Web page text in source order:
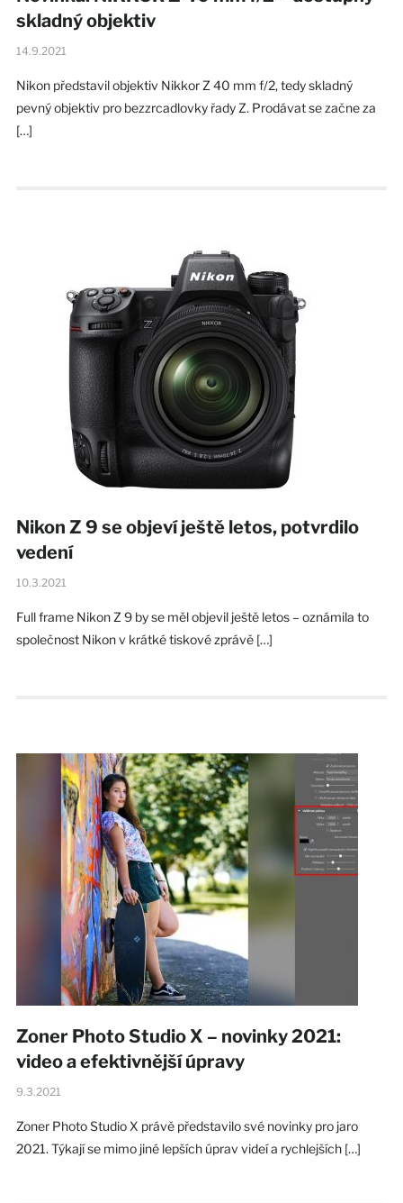
skladný objektiv
14.9.2021
Nikon představil objektiv Nikkor Z 40 mm f/2, tedy skladný
pevný objektiv pro bezzrcadlovky řady Z. Prodávat se začne za
[…]
Nikon Z 9 se objeví ještě letos, potvrdilo
vedení
10.3.2021
Full frame Nikon Z 9 by se měl objevil ještě letos – oznámila to
společnost Nikon v krátké tiskové zprávě […]
Zoner Photo Studio X – novinky 2021:
video a efektivnější úpravy
9.3.2021
Zoner Photo Studio X právě představilo své novinky pro jaro
2021. Týkají se mimo jiné lepších úprav videí a rychlejších […]